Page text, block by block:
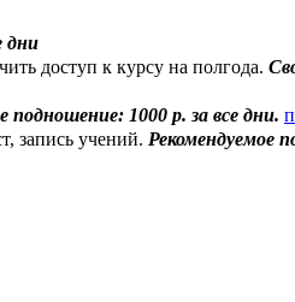
дни
доступ к курсу на полгода.
подношение: 1000 р. за все дни.
запись учений. Рекомендуемое